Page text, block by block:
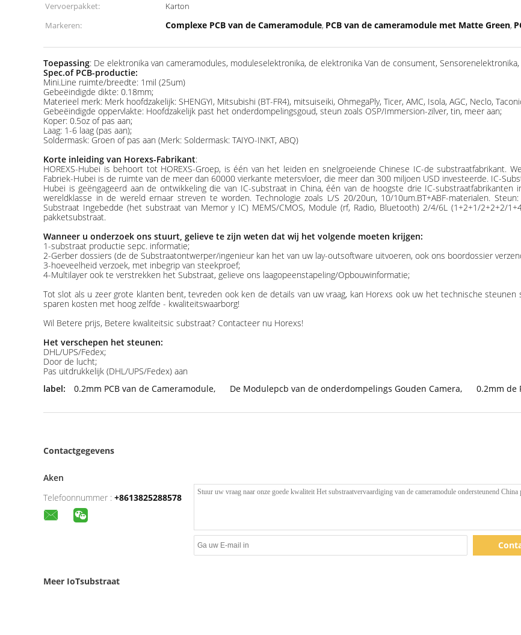
Vervoerpakket:
Karton
Markeren:
Complexe PCB van de Cameramodule, PCB van de cameramodule met Matte Green,
Toepassing: De elektronika van cameramodules, moduleselektronika, de elektronika Van de consument,
Spec.of PCB-productie:
Mini.Line ruimte/breedte: 1mil (25um)
Gebeëindigde dikte: 0.18mm;
Materieel merk: Merk hoofdzakelijk: SHENGYI, Mitsubishi (BT-FR4), mitsuiseiki, OhmegaPly, Ticer, AMC, Isola, AGC, Neclo,
Gebeëindigde oppervlakte: Hoofdzakelijk past het onderdompelingsgoud, steun zoals OSP/Immersion-zilver, tin, meer aan;
Koper: 0.5oz of pas aan;
Laag: 1-6 laag (pas aan);
Soldermask: Groen of pas aan (Merk: Soldermask: TAIYO-INKT, ABQ)
Korte inleiding van Horexs-Fabrikant:
HOREXS-Hubei is behoort tot HOREXS-Groep, is één van het leiden en snelgroeiende Chinese IC-de substraatfabrikant.
Fabriek-Hubei is de ruimte van de meer dan 60000 vierkante metersvloer, die meer dan 300 miljoen USD investeerde. IC-
Hubei is geëngageerd aan de ontwikkeling die van IC-substraat in China, één van de hoogste drie IC-
wereldklasse in de wereld ernaar streven te worden. Technologie zoals L/S 20/20un, 10/10um.BT+ABF-materialen.
Substraat Ingebedde (het substraat van Memor y IC) MEMS/CMOS, Module (rf, Radio, Bluetooth) 2/4/6L (1+2+1/2+2+2/
pakketsubstraat.
Wanneer u onderzoek ons stuurt, gelieve te zijn weten dat wij het volgende moeten krijgen:
1-substraat productie sepc. informatie;
2-Gerber dossiers (de de Substraatontwerper/ingenieur kan het van uw lay-outsoftware uitvoeren, ook ons boordossier
3-hoeveelheid verzoek, met inbegrip van steekproef;
4-Multilayer ook te verstrekken het Substraat, gelieve ons laagopeenstapeling/Opbouwinformatie;
Tot slot als u zeer grote klanten bent, tevreden ook ken de details van uw vraag, kan Horexs ook uw het technische
sparen kosten met hoog zelfde - kwaliteitswaarborg!
Wil Betere prijs, Betere kwaliteitsic substraat? Contacteer nu Horexs!
Het verschepen het steunen:
DHL/UPS/Fedex;
Door de lucht;
Pas uitdrukkelijk (DHL/UPS/Fedex) aan
label:
0.2mm PCB van de Cameramodule, De Modulepcb van de onderdompelings Gouden Camera, 0.2mm de
Contactgegevens
Aken
Telefoonnummer : +8613825288578
Meer IoTsubstraat